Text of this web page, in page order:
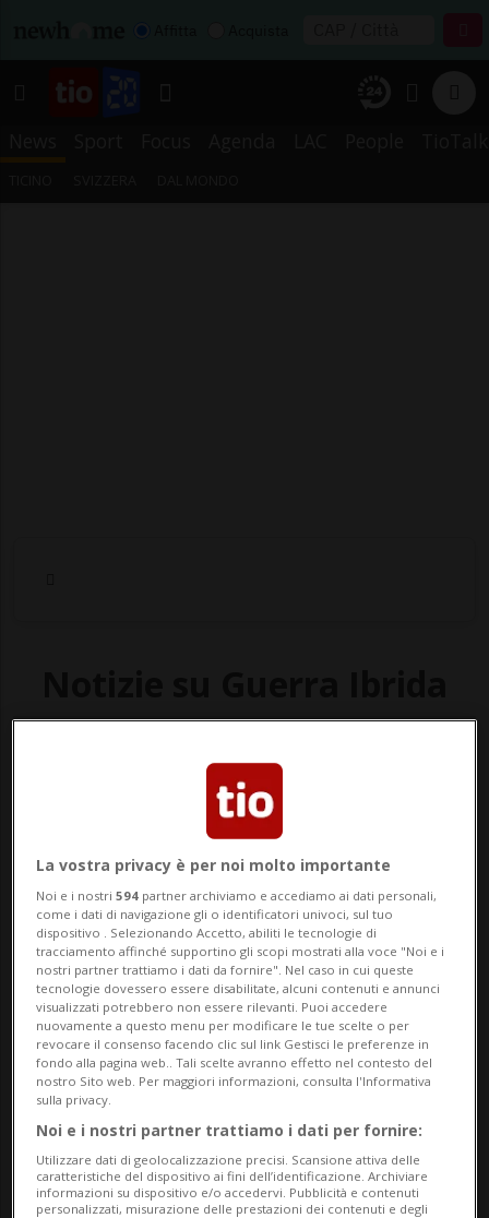
Segui le notizie e gli approfondimenti su
Guerra Ibrida.
SVIZZERA 3 sett
Guerra ibrida: «Non ci spia solo
Mosca»
La vostra privacy è per noi molto importante
Noi e i nostri594 partner archiviamo e accediamo ai dati personali,
come i dati di navigazione gli o identificatori univoci, sul tuo
dispositivo . Selezionando Accetto, abiliti le tecnologie di
tracciamento affinché supportino gli scopi mostrati alla voce "Noi e i
nostri partner trattiamo i dati da fornire". Nel caso in cui queste
tecnologie dovessero essere disabilitate, alcuni contenuti e annunci
visualizzati potrebbero non essere rilevanti. Puoi accedere
nuovamente a questo menu per modificare le tue scelte o per
revocare il consenso facendo clic sul link Gestisci le preferenze in
fondo alla pagina web.. Tali scelte avranno effetto nel contesto del
nostro Sito web. Per maggiori informazioni, consulta l'Informativa
sulla privacy.
Noi e i nostri partner trattiamo i dati per fornire:
Utilizzare dati di geolocalizzazione precisi. Scansione attiva delle
caratteristiche del dispositivo ai fini dell’identificazione. Archiviare
informazioni su dispositivo e/o accedervi. Pubblicità e contenuti
personalizzati, misurazione delle prestazioni dei contenuti e degli